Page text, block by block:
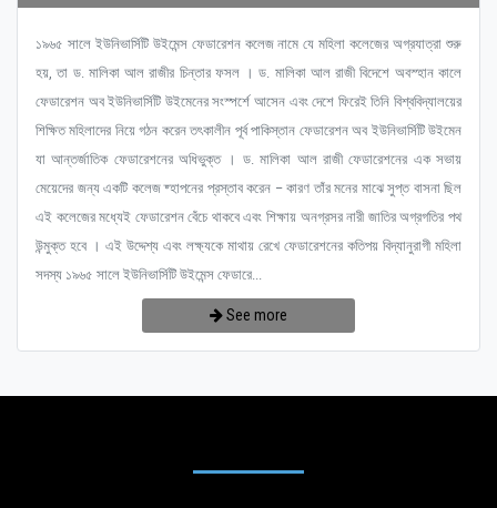
১৯৬৫ সালে ইউনিভার্সিটি উইমেন্স ফেডারেশন কলেজ নামে যে মহিলা কলেজের অগ্রযাত্রা শুরু
হয়, তা ড. মালিকা আল রাজীর চিন্তার ফসল । ড. মালিকা আল রাজী বিদেশে অবস্হান কালে
ফেডারেশন অব ইউনিভার্সিটি উইমেনের সংস্পর্শে আসেন এবং দেশে ফিরেই তিনি বিশ্ববিদ্যালয়ের
শিক্ষিত মহিলাদের নিয়ে গঠন করেন তৎকালীন পূর্ব পাকিস্তান ফেডারেশন অব ইউনিভার্সিটি উইমেন
যা আন্তর্জাতিক ফেডারেশনের অধিভুক্ত । ড. মালিকা আল রাজী ফেডারেশনের এক সভায়
মেয়েদের জন্য একটি কলেজ ষ্হাপনের প্রস্তাব করেন – কারণ তাঁর মনের মাঝে সুপ্ত বাসনা ছিল
এই কলেজের মধ্যেই ফেডারেশন বেঁচে থাকবে এবং শিক্ষায় অনগ্রসর নারী জাতির অগ্রগতির পথ
উন্মুক্ত হবে । এই উদ্দেশ্য এবং লক্ষ্যকে মাথায় রেখে ফেডারেশনের কতিপয় বিদ্যানুরাগী মহিলা
সদস্য ১৯৬৫ সালে ইউনিভার্সিটি উইমেন্স ফেডারে...
See more